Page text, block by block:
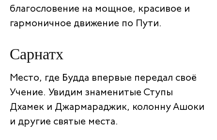
благословение на мощное, красивое и
гармоничное движение по Пути.
Сарнатх
Место, где Будда впервые передал своё
Учение. Увидим знаменитые Ступы
Дхамек и Джармараджик, колонну Ашоки
и другие святые места.